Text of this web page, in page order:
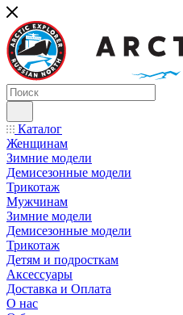
Каталог
Женщинам
Зимние модели
Демисезонные модели
Трикотаж
Мужчинам
Зимние модели
Демисезонные модели
Трикотаж
Детям и подросткам
Аксессуары
Доставка и Оплата
О нас